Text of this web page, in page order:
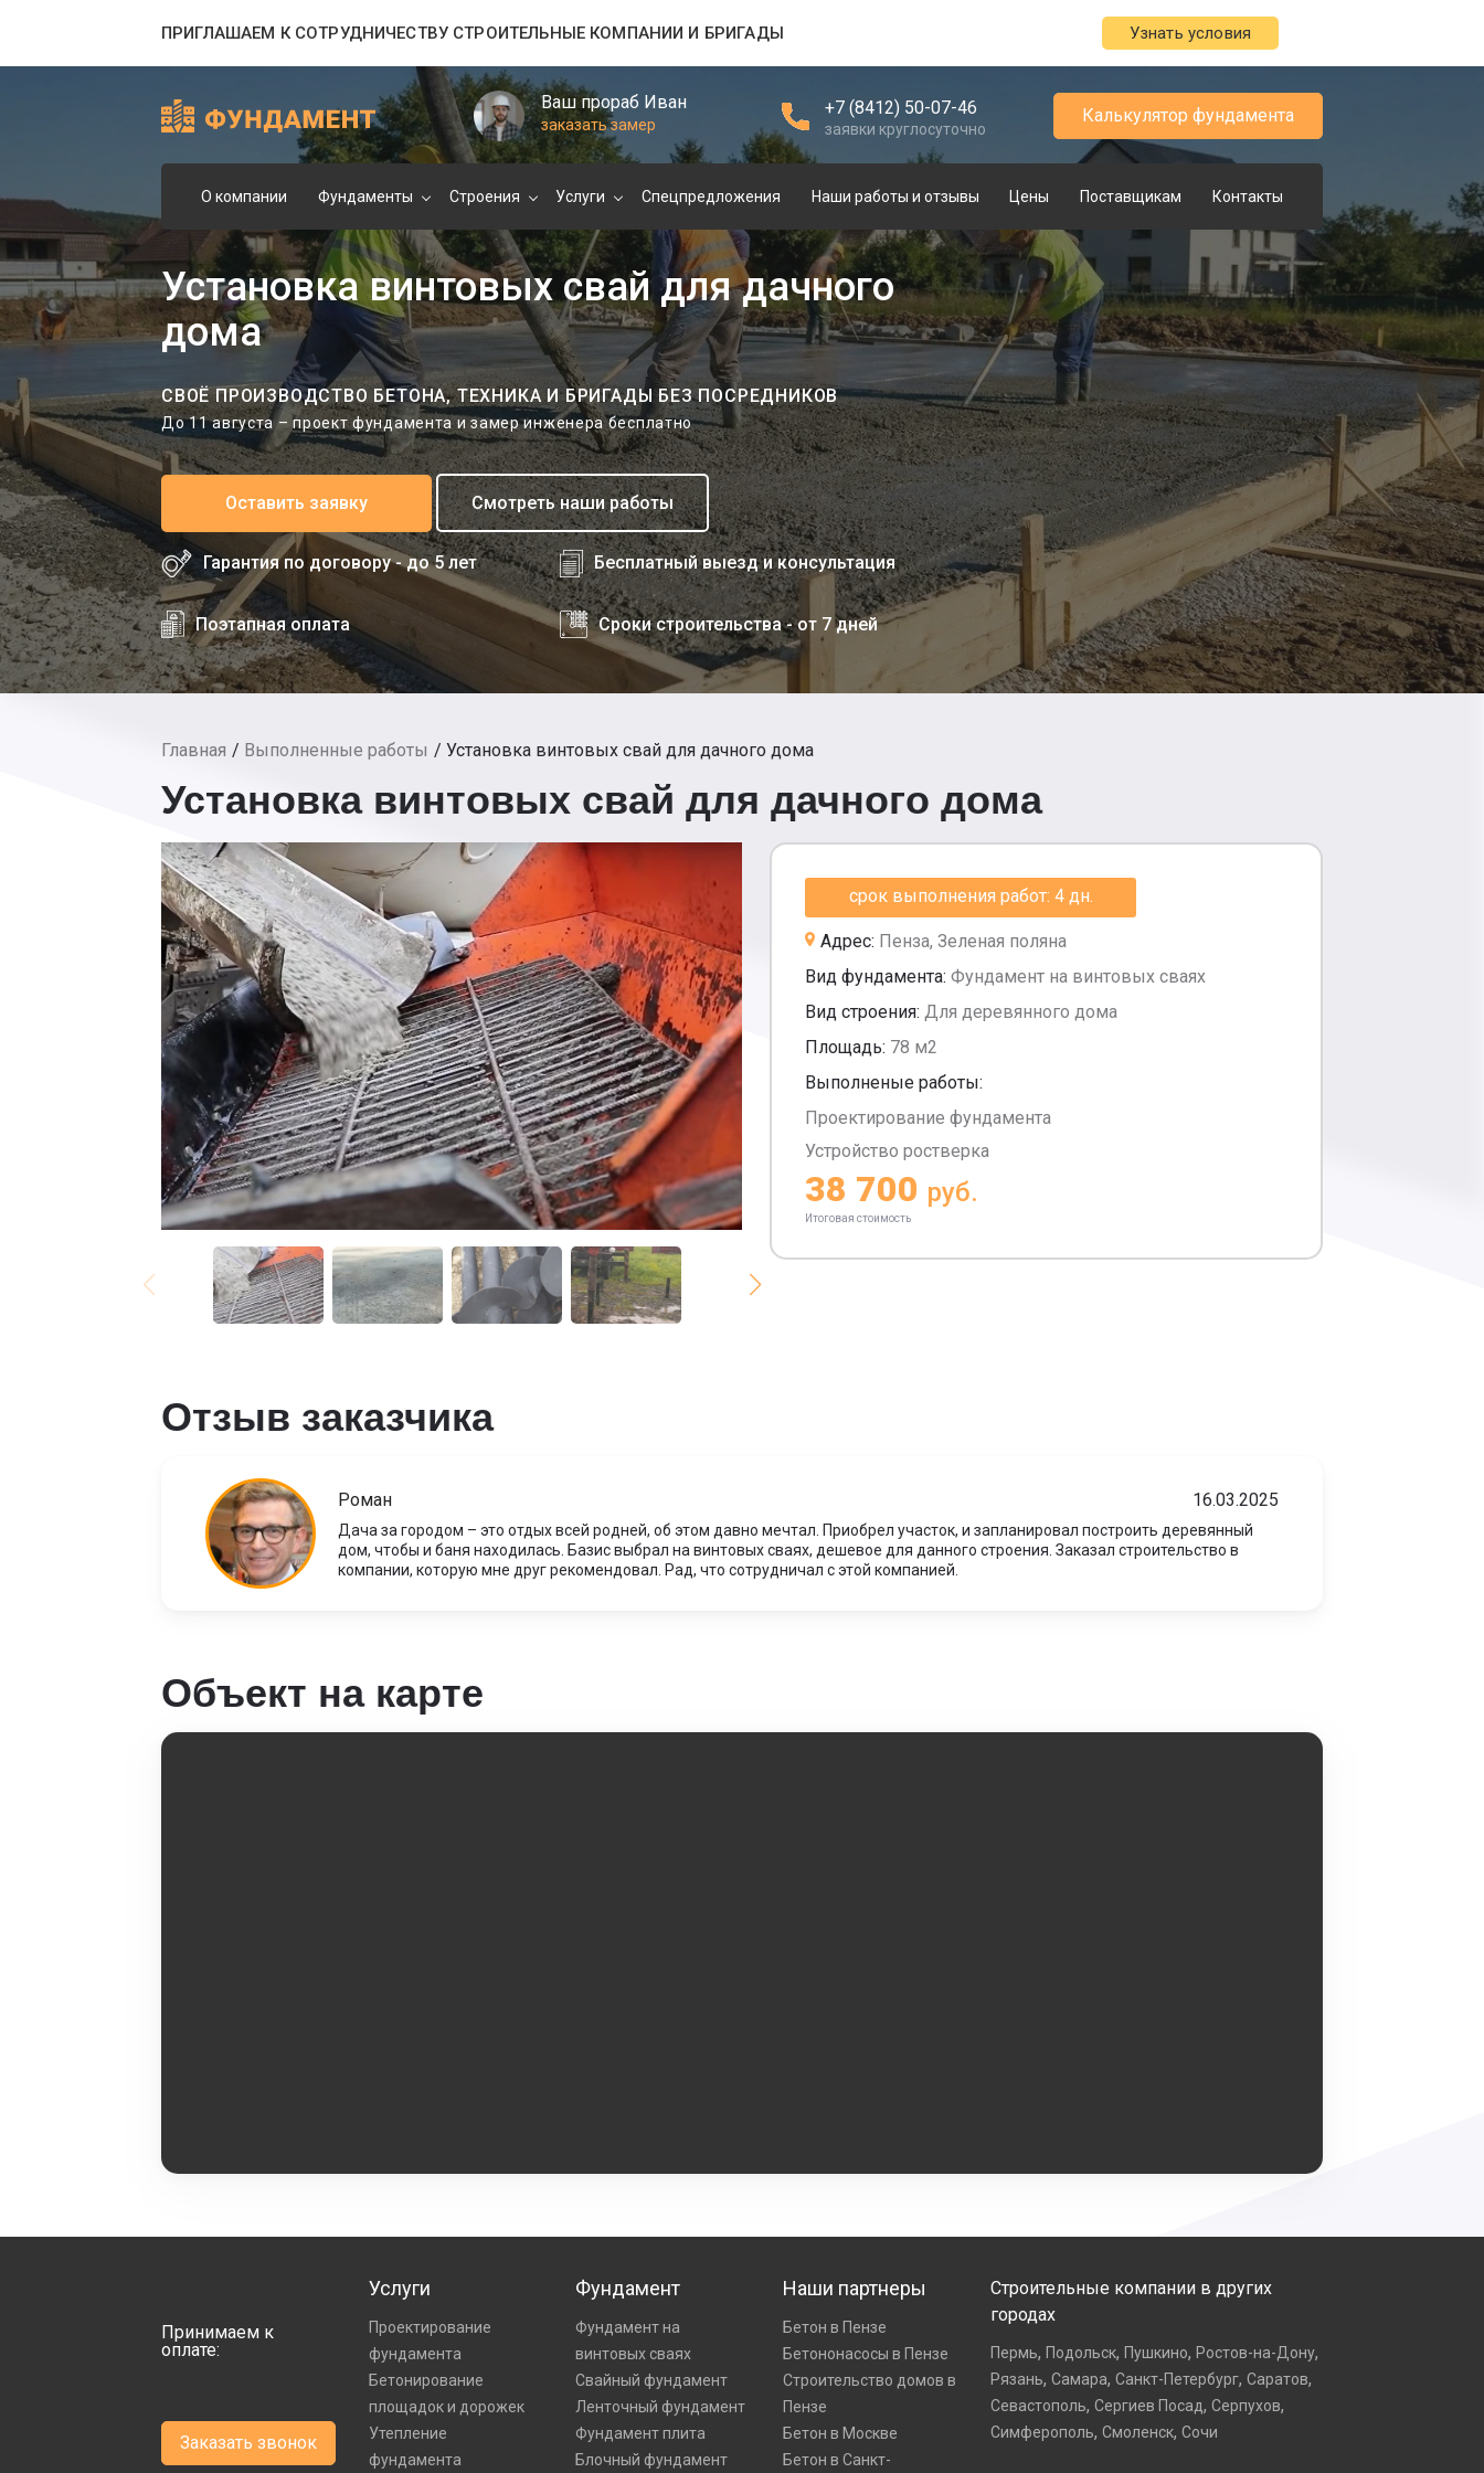
ПРИГЛАШАЕМ К СОТРУДНИЧЕСТВУ СТРОИТЕЛЬНЫЕ КОМПАНИИ И БРИГАДЫ Узнать условия
Ваш прораб Иван
заказать замер
+7 (8412) 50-07-46
заявки круглосуточно
Калькулятор фундамента
О компании Фундаменты Строения Услуги Спецпредложения Наши работы и отзывы Цены Поставщикам Контакты
Установка винтовых свай для дачного
дома
СВОЁ ПРОИЗВОДСТВО БЕТОНА, ТЕХНИКА И БРИГАДЫ БЕЗ ПОСРЕДНИКОВ
До 11 августа – проект фундамента и замер инженера бесплатно
Оставить заявку Смотреть наши работы
Гарантия по договору - до 5 лет Бесплатный выезд и консультация
Поэтапная оплата Сроки строительства - от 7 дней
Главная Выполненные работы Установка винтовых свай для дачного дома
Установка винтовых свай для дачного дома
срок выполнения работ: 4 дн.
Адрес: Пенза, Зеленая поляна
Вид фундамента: Фундамент на винтовых сваях
Вид строения: Для деревянного дома
Площадь: 78 м2
Выполненые работы:
Проектирование фундамента
Устройство ростверка
38 700 руб.
Итоговая стоимость
Отзыв заказчика
Роман 16.03.2025
Дача за городом – это отдых всей родней, об этом давно мечтал. Приобрел участок, и запланировал построить деревянный
дом, чтобы и баня находилась. Базис выбрал на винтовых сваях, дешевое для данного строения. Заказал строительство в
компании, которую мне друг рекомендовал. Рад, что сотрудничал с этой компанией.
Объект на карте
Принимаем к
оплате:
Заказать звонок
Услуги
Проектирование
фундамента
Бетонирование
площадок и дорожек
Утепление
фундамента
Фундамент
Фундамент на
винтовых сваях
Свайный фундамент
Ленточный фундамент
Фундамент плита
Блочный фундамент
Наши партнеры
Бетон в Пензе
Бетононасосы в Пензе
Строительство домов в
Пензе
Бетон в Москве
Бетон в Санкт-
Строительные компании в других
городах
Пермь, Подольск, Пушкино, Ростов-на-Дону,
Рязань, Самара, Санкт-Петербург, Саратов,
Севастополь, Сергиев Посад, Серпухов,
Симферополь, Смоленск, Сочи